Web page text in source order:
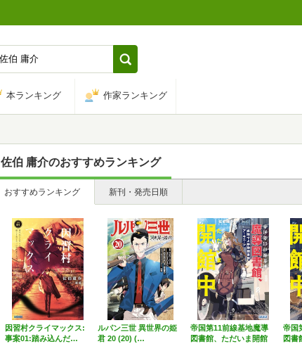
本ランキング 作家ランキング
佐伯 庸介のおすすめランキング
おすすめランキング 新刊・発売日順
因習村クライマックス:
事案01:踏み込んだ…
ルパン三世 異世界の姫
君 20 (20) (…
帝国第11前線基地魔導
図書館、ただいま開館
帝国
図書